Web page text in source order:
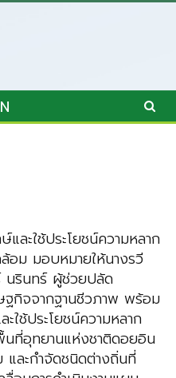
ะใช้ประโยชน์ความหลาก
อม มอบหมายให้นางรวี
นรินทร์ ผู้ช่วยปลัด
ฐกิจจากฐานชีวภาพ พร้อม
ช้ประโยชน์ความหลาก
นที่อุทยานแห่งชาติดอยอิน
และกำจัดชนิดต่างถิ่นที่